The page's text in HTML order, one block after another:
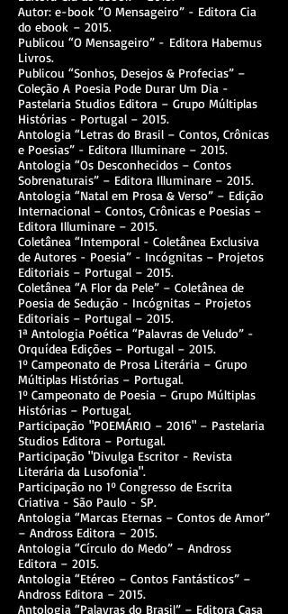
Autor: e-book “O Mensageiro” - Editora Cia
do ebook – 2015.
Publicou “O Mensageiro” - Editora Habemus
Livros.
Publicou “Sonhos, Desejos & Profecias” –
Coleção A Poesia Pode Durar Um Dia -
Pastelaria Studios Editora – Grupo Múltiplas
Histórias - Portugal – 2015.
Antologia “Letras do Brasil – Contos, Crônicas
e Poesias” - Editora Illuminare – 2015.
Antologia “Os Desconhecidos – Contos
Sobrenaturais” – Editora Illuminare – 2015.
Antologia “Natal em Prosa & Verso” – Edição
Internacional – Contos, Crônicas e Poesias –
Editora Illuminare – 2015.
Coletânea “Intemporal - Coletânea Exclusiva
de Autores - Poesia” - Incógnitas – Projetos
Editoriais – Portugal – 2015.
Coletânea “A Flor da Pele” – Coletânea de
Poesia de Sedução - Incógnitas – Projetos
Editoriais – Portugal – 2015.
1ª Antologia Poética “Palavras de Veludo” -
Orquídea Edições – Portugal – 2015.
1º Campeonato de Prosa Literária – Grupo
Múltiplas Histórias – Portugal.
1º Campeonato de Poesia – Grupo Múltiplas
Histórias – Portugal.
Participação "POEMÁRIO – 2016" – Pastelaria
Studios Editora – Portugal.
Participação "Divulga Escritor - Revista
Literária da Lusofonia".
Participação no 1º Congresso de Escrita
Criativa - São Paulo - SP.
Antologia “Marcas Eternas – Contos de Amor”
– Andross Editora – 2015.
Antologia “Círculo do Medo” – Andross
Editora – 2015.
Antologia “Etéreo – Contos Fantásticos” –
Andross Editora – 2015.
Antologia “Palavras do Brasil” – Editora Casa